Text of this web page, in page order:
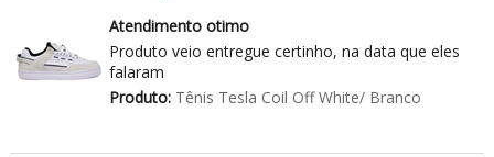
Atendimento otimo
Produto veio entregue certinho, na data que eles
falaram
Produto:Tênis Tesla Coil Off White/ Branco